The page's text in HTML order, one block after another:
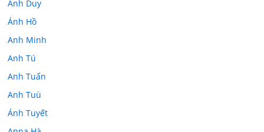
Anh Duy
Ánh Hồ
Anh Minh
Anh Tú
Anh Tuấn
Anh Tuù
Ánh Tuyết